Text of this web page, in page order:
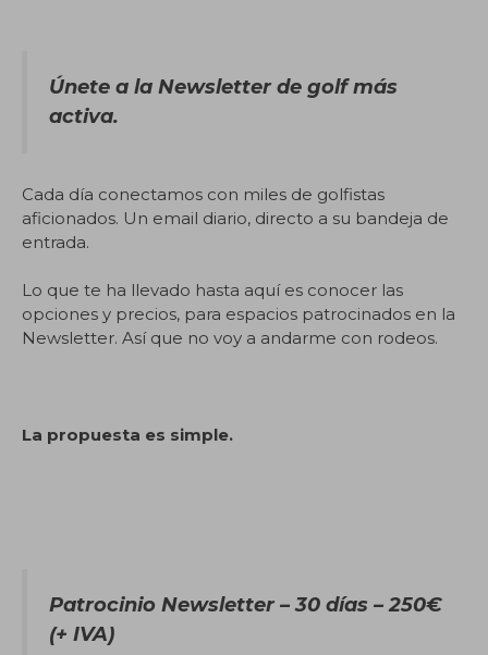
Únete a la Newsletter de golf más
activa.
Cada día conectamos con miles de golfistas
aficionados. Un email diario, directo a su bandeja de
entrada.
Lo que te ha llevado hasta aquí es conocer las
opciones y precios, para espacios patrocinados en la
Newsletter. Así que no voy a andarme con rodeos.
La propuesta es simple.
Patrocinio Newsletter – 30 días – 250€
(+ IVA)